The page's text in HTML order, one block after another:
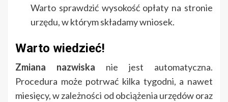
Warto sprawdzić wysokość opłaty na stronie
urzędu, w którym składamy wniosek.
Warto wiedzieć!
Zmiana nazwiska nie jest automatyczna.
Procedura może potrwać kilka tygodni, a nawet
miesięcy, w zależności od obciążenia urzędów oraz